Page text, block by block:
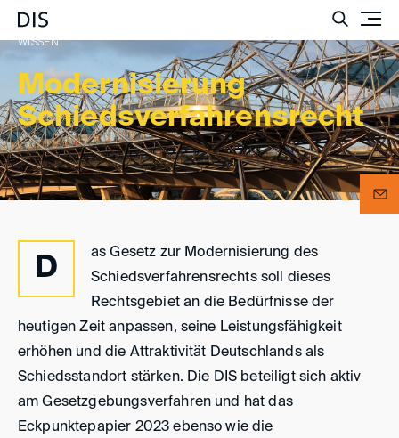
Modernisierung
Schiedsverfahrensrecht
WISSEN
D
as Gesetz zur Modernisierung des
Schiedsverfahrensrechts soll dieses
Rechtsgebiet an die Bedürfnisse der
heutigen Zeit anpassen, seine Leistungsfähigkeit
erhöhen und die Attraktivität Deutschlands als
Schiedsstandort stärken. Die DIS beteiligt sich aktiv
am Gesetzgebungsverfahren und hat das
Eckpunktepapier 2023 ebenso wie die